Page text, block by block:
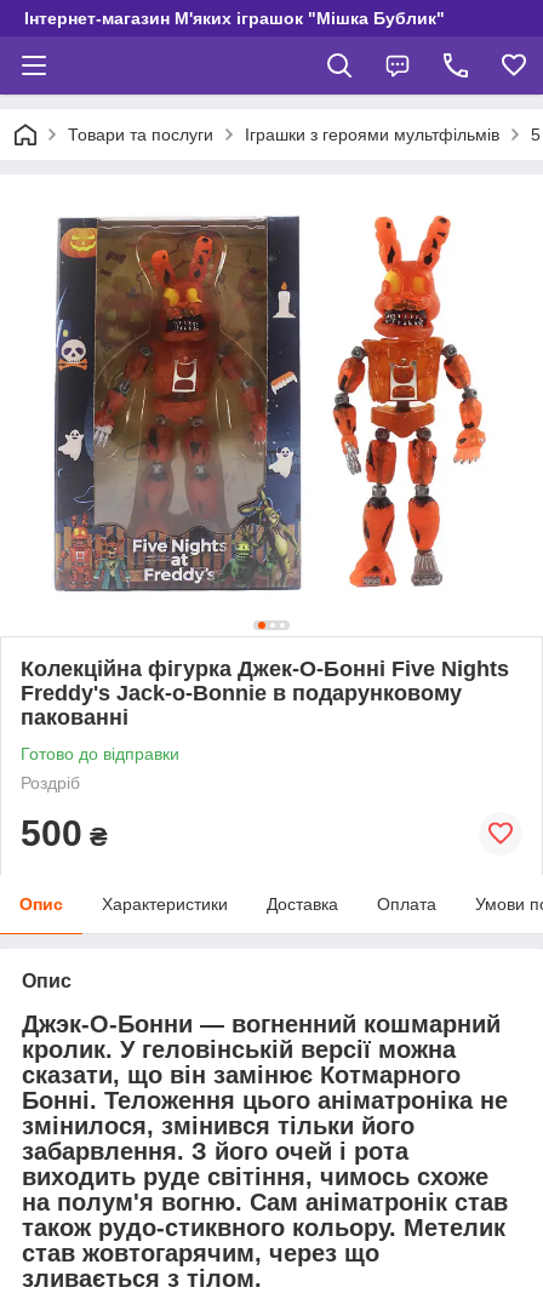
Інтернет-магазин М'яких іграшок "Мішка Бублик"
Товари та послуги Іграшки з героями мультфільмів
Колекційна фігурка Джек-О-Бонні Five Nights
Freddy's Jack-o-Bonnie в подарунковому
пакованні
Готово до відправки
Роздріб
500 ₴
Опис Характеристики Доставка Оплата Умови
Опис
Джэк-О-Бонни — вогненний кошмарний
кролик. У геловінській версії можна
сказати, що він замінює Котмарного
Бонні. Теложення цього аніматроніка не
змінилося, змінився тільки його
забарвлення. З його очей і рота
виходить руде світіння, чимось схоже
на полум'я вогню. Сам аніматронік став
також рудо-стиквного кольору. Метелик
став жовтогарячим, через що
зливається з тілом.